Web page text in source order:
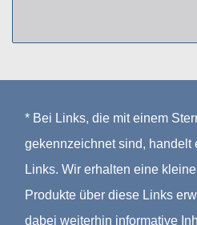
* Bei Links, die mit einem
gekennzeichnet sind, handelt
Links. Wir erhalten eine
Produkte über diese Links
dabei weiterhin informative